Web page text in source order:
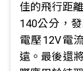
佳的飛行距
140公分，
電壓12V電
遠。最後還